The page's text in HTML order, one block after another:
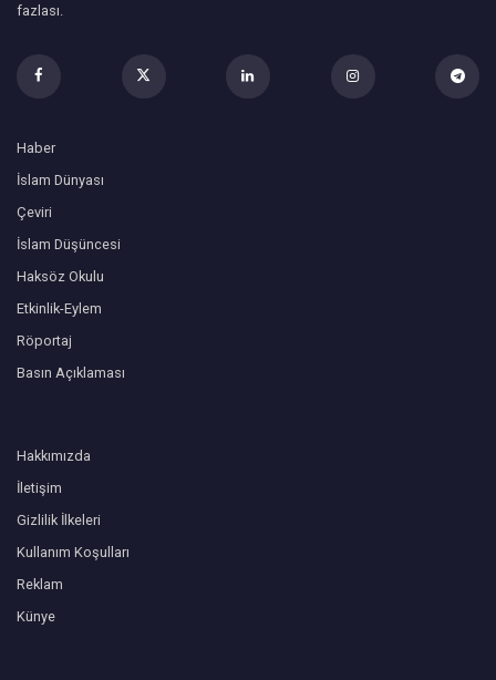
fazlası.
Haber
İslam Dünyası
Çeviri
İslam Düşüncesi
Haksöz Okulu
Etkinlik-Eylem
Röportaj
Basın Açıklaması
Hakkımızda
İletişim
Gizlilik İlkeleri
Kullanım Koşulları
Reklam
Künye